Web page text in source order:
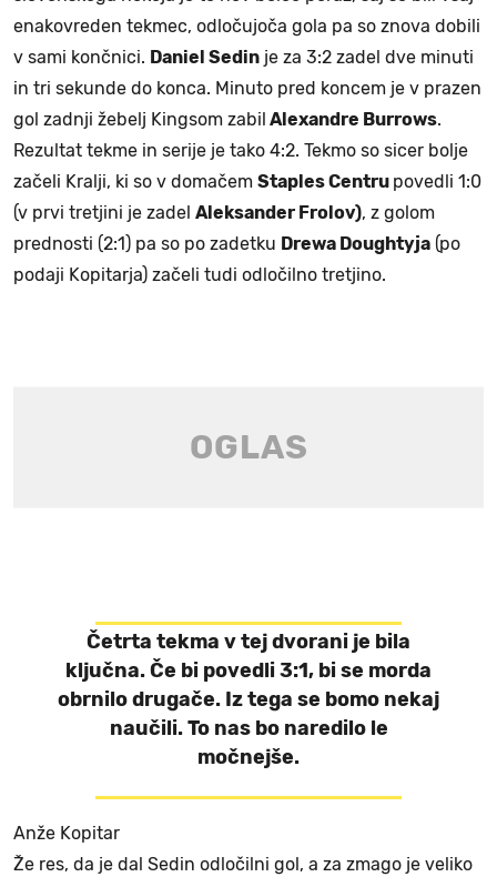
enakovreden tekmec, odločujoča gola pa so znova dobili
v sami končnici. Daniel Sedin je za 3:2 zadel dve minuti
in tri sekunde do konca. Minuto pred koncem je v prazen
gol zadnji žebelj Kingsom zabil Alexandre Burrows.
Rezultat tekme in serije je tako 4:2. Tekmo so sicer bolje
začeli Kralji, ki so v domačem Staples Centru povedli 1:0
(v prvi tretjini je zadel Aleksander Frolov), z golom
prednosti (2:1) pa so po zadetku Drewa Doughtyja (po
podaji Kopitarja) začeli tudi odločilno tretjino.
Četrta tekma v tej dvorani je bila
ključna. Če bi povedli 3:1, bi se morda
obrnilo drugače. Iz tega se bomo nekaj
naučili. To nas bo naredilo le
močnejše.
Anže Kopitar
Že res, da je dal Sedin odločilni gol, a za zmago je veliko